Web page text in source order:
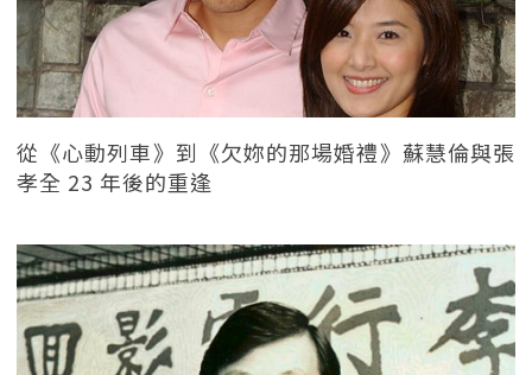
從《心動列車》到《欠妳的那場婚禮》蘇慧倫與張
孝全 23 年後的重逢